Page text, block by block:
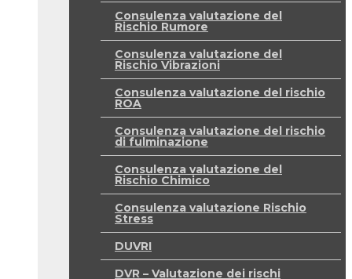
Consulenza valutazione del
Rischio Rumore
Consulenza valutazione del
Rischio Vibrazioni
Consulenza valutazione del rischio
ROA
Consulenza valutazione del rischio
di fulminazione
Consulenza valutazione del
Rischio Chimico
Consulenza valutazione Rischio
Stress
DUVRI
DVR – Valutazione dei rischi